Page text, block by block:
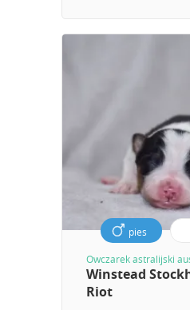
pies
Owczarek astralijski
Winstead
Riot